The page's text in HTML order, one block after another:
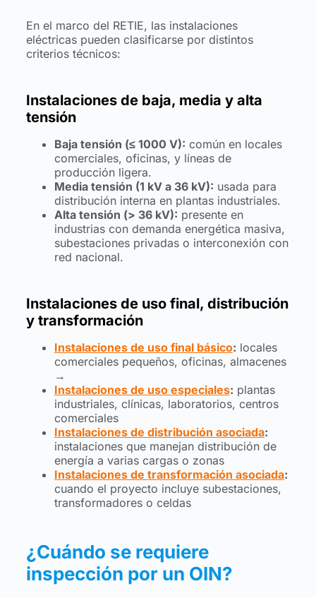
En el marco del RETIE, las instalaciones
eléctricas pueden clasificarse por distintos
criterios técnicos:
Instalaciones de baja, media y alta
tensión
Baja tensión (≤ 1000 V): común en locales
comerciales, oficinas, y líneas de
producción ligera.
Media tensión (1 kV a 36 kV): usada para
distribución interna en plantas industriales.
Alta tensión (> 36 kV): presente en
industrias con demanda energética masiva,
subestaciones privadas o interconexión con
red nacional.
Instalaciones de uso final, distribución
y transformación
Instalaciones de uso final básico: locales
comerciales pequeños, oficinas, almacenes
→
Instalaciones de uso especiales: plantas
industriales, clínicas, laboratorios, centros
comerciales
Instalaciones de distribución asociada:
instalaciones que manejan distribución de
energía a varias cargas o zonas
Instalaciones de transformación asociada:
cuando el proyecto incluye subestaciones,
transformadores o celdas
¿Cuándo se requiere
inspección por un OIN?